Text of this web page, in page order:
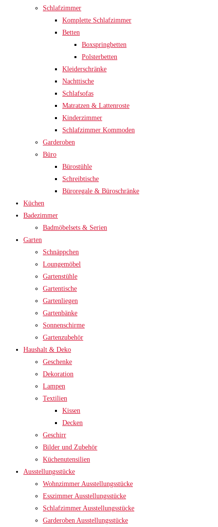
Schlafzimmer
Komplette Schlafzimmer
Betten
Boxspringbetten
Polsterbetten
Kleiderschränke
Nachttische
Schlafsofas
Matratzen & Lattenroste
Kinderzimmer
Schlafzimmer Kommoden
Garderoben
Büro
Bürostühle
Schreibtische
Büroregale & Büroschränke
Küchen
Badezimmer
Badmöbelsets & Serien
Garten
Schnäppchen
Loungemöbel
Gartenstühle
Gartentische
Gartenliegen
Gartenbänke
Sonnenschirme
Gartenzubehör
Haushalt & Deko
Geschenke
Dekoration
Lampen
Textilien
Kissen
Decken
Geschirr
Bilder und Zubehör
Küchenutensilien
Ausstellungsstücke
Wohnzimmer Ausstellungsstücke
Esszimmer Ausstellungsstücke
Schlafzimmer Ausstellungsstücke
Garderoben Ausstellungsstücke